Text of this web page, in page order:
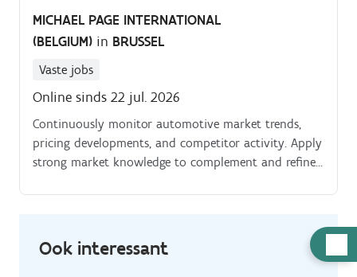
MICHAEL PAGE INTERNATIONAL
(BELGIUM) in BRUSSEL
Vaste jobs
Online sinds 22 jul. 2026
Continuously monitor automotive market trends,
pricing developments, and competitor activity. Apply
strong market knowledge to complement and refine
Ook interessant